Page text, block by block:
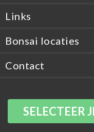
Links
Bonsai locaties
Contact
SELECTEER